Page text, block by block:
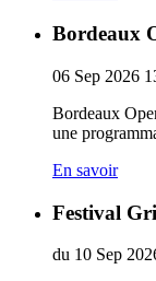
Bordeaux
06 Sep 2026
Bordeaux
une
En savoir
Festival
du 10 Sep